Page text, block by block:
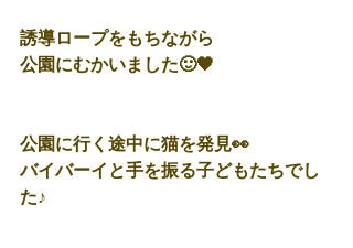
誘導ロープをもちながら
公園にむかいました🙂🧡
公園に行く途中に猫を発見👀
バイバーイと手を振る子どもたちでし
た♪